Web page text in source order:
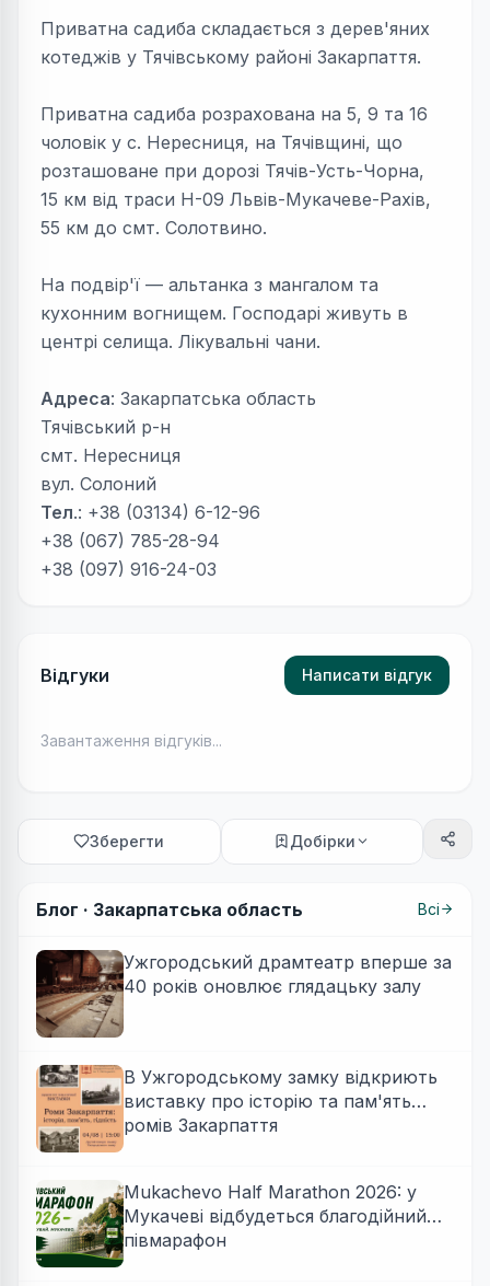
Приватна садиба складається з дерев'яних
котеджів у Тячівському районі Закарпаття.
Приватна садиба розрахована на 5, 9 та 16
чоловік у с. Нересниця, на Тячівщині, що
розташоване при дорозі Тячів-Усть-Чорна,
15 км від траси Н-09 Львів-Мукачеве-Рахів,
55 км до смт. Солотвино.
На подвір'ї — альтанка з мангалом та
кухонним вогнищем. Господарі живуть в
центрі селища. Лікувальні чани.
Адреса: Закарпатська область
Тячівський р-н
смт. Нересниця
вул. Солоний
Тел.: +38 (03134) 6-12-96
+38 (067) 785-28-94
+38 (097) 916-24-03
Відгуки Написати відгук
Завантаження відгуків...
Зберегти Добірки
Блог · Закарпатська область Всі
Ужгородський драмтеатр вперше за
40 років оновлює глядацьку залу
В Ужгородському замку відкриють
виставку про історію та пам'ять
ромів Закарпаття
Mukachevo Half Marathon 2026: у
Мукачеві відбудеться благодійний
півмарафон